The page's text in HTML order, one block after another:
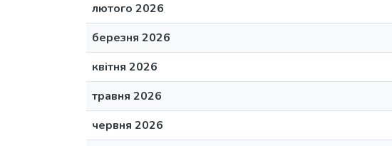
лютого 2026
березня 2026
квітня 2026
травня 2026
червня 2026